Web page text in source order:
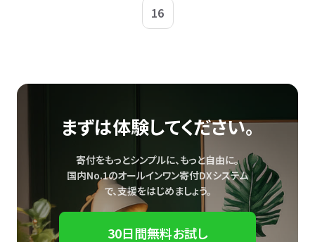
16
まずは体験してください。
寄付をもっとシンプルに、もっと自由に。
国内No.1のオールインワン寄付DXシステム
で、支援をはじめましょう。
30日間無料お試し